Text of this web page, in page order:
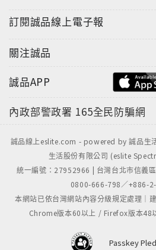
訂閱誠品線上電子報
關注誠品
誠品APP
內政部警政署 165全民防騙網
誠品線上eslite.com - powered by 誠品生
生活股份有限公司 (eslite
統一編號：27952966 | 台灣台北市信義
0800-666-798／+886-
本網站已依台灣網站內容分級規定處理｜
Chrome版本60以上 / Firefox版本48
Passkey